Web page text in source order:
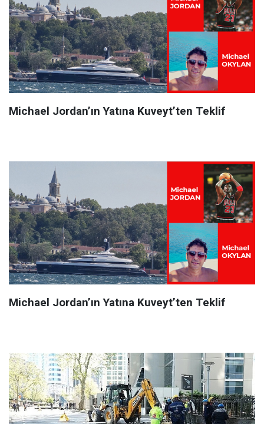
Michael Jordan’ın Yatına Kuveyt’ten Teklif
Michael Jordan’ın Yatına Kuveyt’ten Teklif